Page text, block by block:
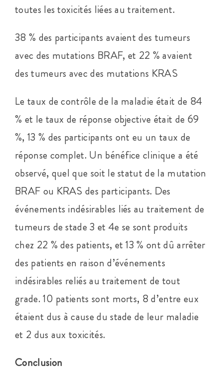
toutes les toxicités liées au traitement.
38 % des participants avaient des tumeurs
avec des mutations BRAF, et 22 % avaient
des tumeurs avec des mutations KRAS
Le taux de contrôle de la maladie était de 84
% et le taux de réponse objective était de 69
%, 13 % des participants ont eu un taux de
réponse complet. Un bénéfice clinique a été
observé, quel que soit le statut de la mutation
BRAF ou KRAS des participants. Des
événements indésirables liés au traitement de
tumeurs de stade 3 et 4e se sont produits
chez 22 % des patients, et 13 % ont dû arrêter
des patients en raison d’événements
indésirables reliés au traitement de tout
grade. 10 patients sont morts, 8 d’entre eux
étaient dus à cause du stade de leur maladie
et 2 dus aux toxicités.
Conclusion